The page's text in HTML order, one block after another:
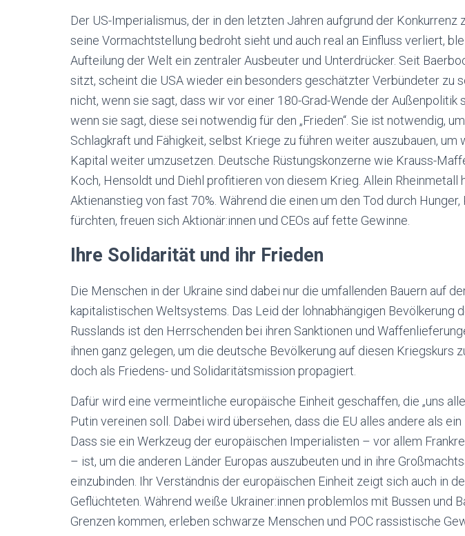
Der US-Imperialismus, der in den letzten Jahren aufgrund der Konkurrenz
seine Vormachtstellung bedroht sieht und auch real an Einfluss verliert,
Aufteilung der Welt ein zentraler Ausbeuter und Unterdrücker. Seit
sitzt, scheint die USA wieder ein besonders geschätzter Verbündeter zu
nicht, wenn sie sagt, dass wir vor einer 180-Grad-Wende der Außenpolitik
wenn sie sagt, diese sei notwendig für den „Frieden“. Sie ist notwendig,
Schlagkraft und Fähigkeit, selbst Kriege zu führen weiter auszubauen,
Kapital weiter umzusetzen. Deutsche Rüstungskonzerne wie Krauss-
Koch, Hensoldt und Diehl profitieren von diesem Krieg. Allein Rheinmetall
Aktienanstieg von fast 70%. Während die einen um den Tod durch
fürchten, freuen sich Aktionär:innen und CEOs auf fette Gewinne.
Ihre Solidarität und ihr Frieden
Die Menschen in der Ukraine sind dabei nur die umfallenden Bauern auf
kapitalistischen Weltsystems. Das Leid der lohnabhängigen Bevölkerung
Russlands ist den Herrschenden bei ihren Sanktionen und
ihnen ganz gelegen, um die deutsche Bevölkerung auf diesen Kriegskurs
doch als Friedens- und Solidaritätsmission propagiert.
Dafür wird eine vermeintliche europäische Einheit geschaffen, die „uns
Putin vereinen soll. Dabei wird übersehen, dass die EU alles andere als
Dass sie ein Werkzeug der europäischen Imperialisten – vor allem
– ist, um die anderen Länder Europas auszubeuten und in ihre
einzubinden. Ihr Verständnis der europäischen Einheit zeigt sich auch in
Geflüchteten. Während weiße Ukrainer:innen problemlos mit Bussen und
Grenzen kommen, erleben schwarze Menschen und POC rassistische